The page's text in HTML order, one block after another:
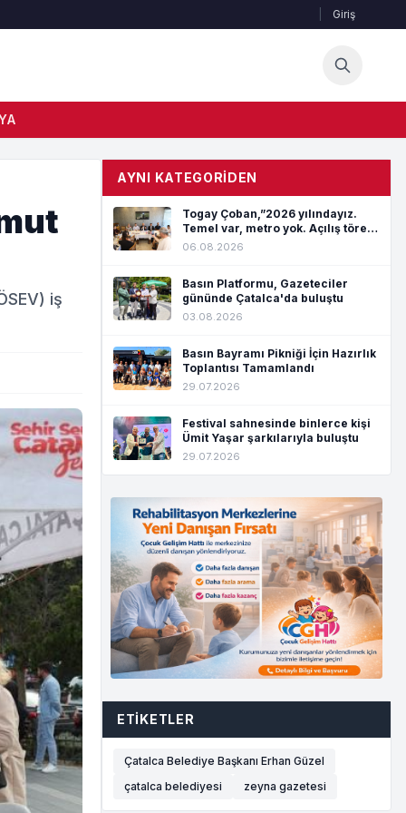
Giriş
iş
AYNI KATEGORIDEN
Togay Çoban,”2026 yılındayız.
Temel var, metro yok. Açılış töreni
var, hizmet yok”
06.08.2026
Basın Platformu, Gazeteciler
gününde Çatalca'da buluştu
03.08.2026
Basın Bayramı Pikniği İçin Hazırlık
Toplantısı Tamamlandı
29.07.2026
Festival sahnesinde binlerce kişi
Ümit Yaşar şarkılarıyla buluştu
29.07.2026
ETIKETLER
Çatalca Belediye Başkanı Erhan Güzel
çatalca belediyesi
zeyna gazetesi